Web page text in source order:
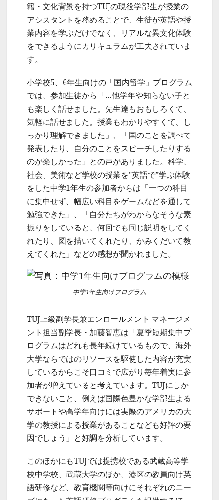
籍・文化背景を持つTUJの現役学部生が授業の
アシスタントを務めることで、生徒が英語や授
業内容を学ぶだけでなく、リアルな異文化体験
をできるようにカリキュラムが工夫されていま
す。
小学校5、6年生向けの「国内留学」プログラム
では、参加生徒から「…他学年や知らない子と
も楽しく話せました。先生達もおもしろくて、
気軽に話せました。授業もわかりやすくて、し
っかり理解できました」、「国のことを調べて
発表したり、自分のことをスピーチしたりする
のが楽しかった」との声がありました。科学、
社会、美術など学校の授業を”英語で”学ぶ体験
をした中学1年生の参加者からは「一つの科目
に集中せず、幅広い科目をゲームなどを通して
勉強できた」、「自分たちがわからなそうな素
振りをしていると、何回でも同じ説明をしてく
れたり、図を描いてくれたり、かみくだいて教
えてくれた」などの感想が聞かれました。
中学1年生向けプログラム
TUJ上級副学長兼エンロールメント マネージメ
ント担当副学長・加藤智恵は「夏季短期集中プ
ログラムはどれも長年続けているもので、海外
大学ならではのリソースを駆使した内容が充実
しているからこそ口コミで広がり毎年着実に参
加者が増えていると考えています。TUJにしか
できないこと、例えば国際色豊かな学部生よる
サポートや高学年向けには実際のアメリカの大
学の教授による授業があることなども好評の要
因でしょう」と好調を分析しています。
このほかにもTUJでは提携校である武蔵高等学
校中学校、武蔵大学のほか、港区の教員向け英
語研修など、教育機関等向けにそれぞれのニー